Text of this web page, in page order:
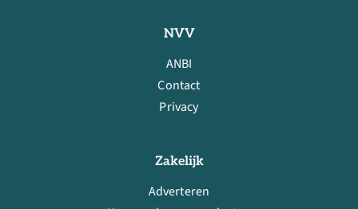
NVV
ANBI
Contact
Privacy
Zakelijk
Adverteren